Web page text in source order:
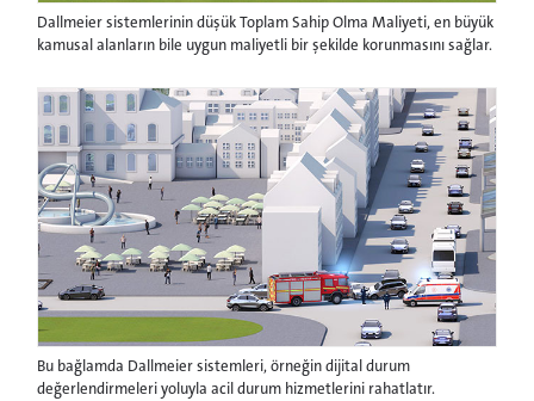
Dallmeier sistemlerinin düşük Toplam Sahip Olma Maliyeti, en büyük
kamusal alanların bile uygun maliyetli bir şekilde korunmasını sağlar.
Bu bağlamda Dallmeier sistemleri, örneğin dijital durum
değerlendirmeleri yoluyla acil durum hizmetlerini rahatlatır.